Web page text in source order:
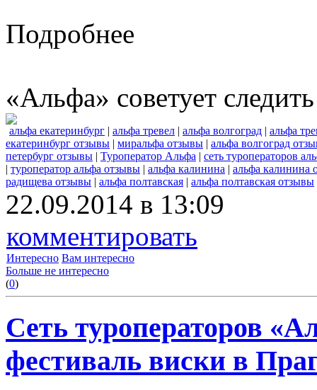
Подробнее
«Альфа» советует
альфа екатеринбург | альфа тревел | альфа волгоград | альфа
екатеринбург отзывы | миральфа отзывы | альфа волгоград
петербург отзывы | Туроператор Альфа | сеть туроператоров
| туроператор альфа отзывы | альфа калинина | альфа калинина
радищева отзывы | альфа полтавская | альфа полтавская отзывы
22.09.2014 в 13:09
комментировать
Интересно Вам интересно
Больше не интересно
(0)
Сеть туроператоров
фестиваль виски в